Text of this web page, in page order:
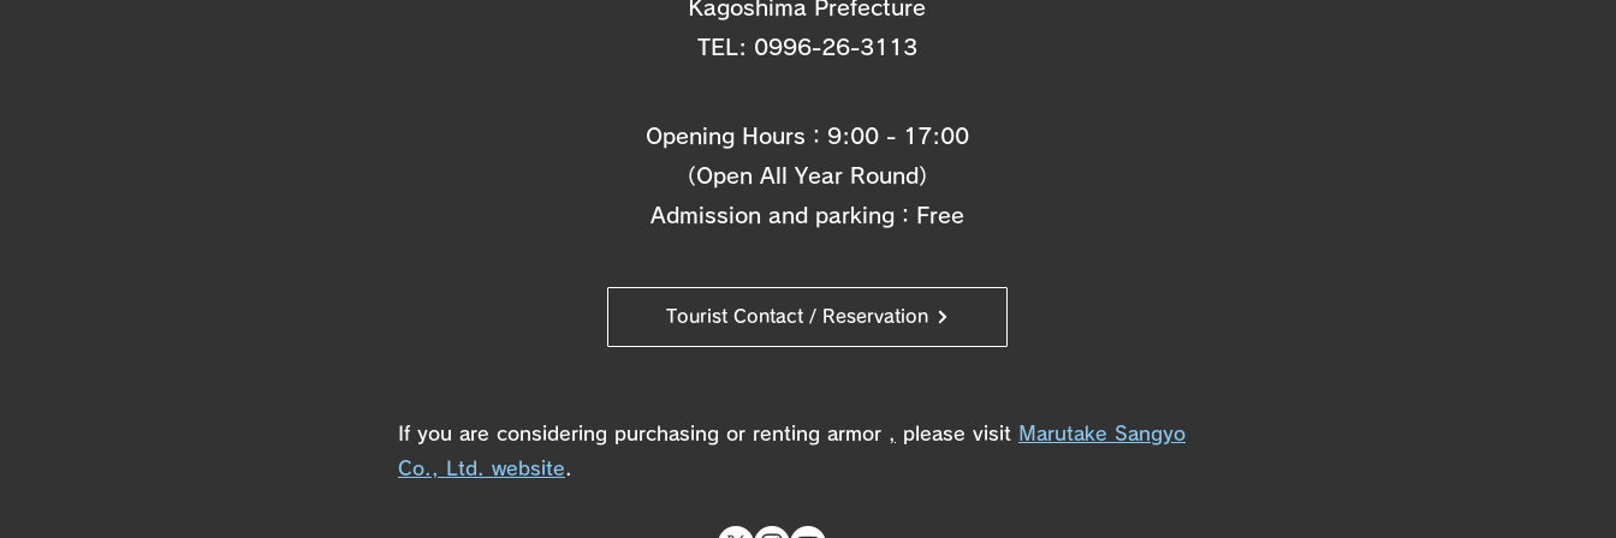
Kagoshima Prefecture
TEL: 0996-26-3113
Opening Hours：9:00 - 17:00
（Open All Year Round）
Admission and parking：Free
Tourist Contact / Reservation
If you are considering purchasing or renting armor , please visit
Marutake Sangyo
Co., Ltd. website.